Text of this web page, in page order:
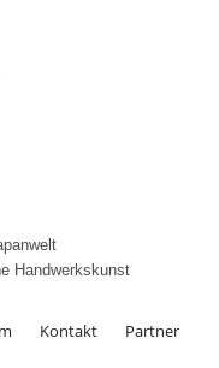
Kontakt
Partner